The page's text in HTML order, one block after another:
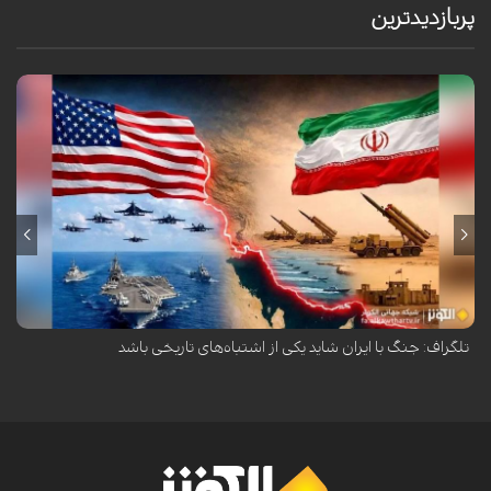
پربازدیدترین
روزنامه دیلی تلگراف در تحلیلی هشدار داده است که جنگ آمریکا و اسرائیل
علیه ایران ممکن است به یکی از اشتباهات تاریخی تبدیل شود.
تلگراف: جنگ با ایران شاید یکی از اشتباه‌های تاریخی باشد